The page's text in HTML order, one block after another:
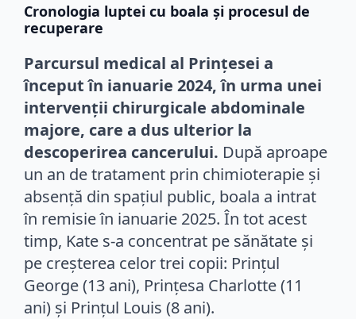
Cronologia luptei cu boala și procesul de
recuperare
Parcursul medical al Prințesei a
început în ianuarie 2024, în urma unei
intervenții chirurgicale abdominale
majore, care a dus ulterior la
descoperirea cancerului. După aproape
un an de tratament prin chimioterapie și
absență din spațiul public, boala a intrat
în remisie în ianuarie 2025. În tot acest
timp, Kate s-a concentrat pe sănătate și
pe creșterea celor trei copii: Prințul
George (13 ani), Prințesa Charlotte (11
ani) și Prințul Louis (8 ani).